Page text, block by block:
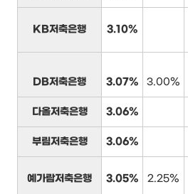
KB저축은행 3.10%
DB저축은행 3.07% 3.00%
다올저축은행 3.06%
부림저축은행 3.06%
예가람저축은행 3.05% 2.25%